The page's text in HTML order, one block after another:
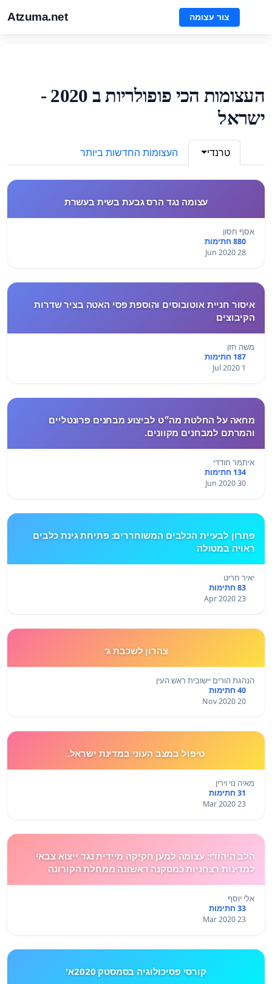
Atzuma.net צור עצומה
העצומות הכי פופולריות ב 2020 -
ישראל
טרנדי העצומות החדשות ביותר
עצומה נגד הרס גבעת בשית בעשרת
אסף חסון
880 חתימות
28 Jun 2020
איסור חניית אוטובוסים והוספת פסי האטה בציר שדרות
הקיבוצים
משה חזן
187 חתימות
1 Jul 2020
מחאה על החלטת מה״ט לביצוע מבחנים פרונטליים
והמרתם למבחנים מקוונים.
איתמר חודדי
134 חתימות
30 Jun 2020
פתרון לבעיית הכלבים המשוחררים: פתיחת גינת כלבים
ראויה במטולה
יאיר חריט
83 חתימות
23 Apr 2020
צהרון לשכבת ג'
הנהגת הורים יישובית ראש העין
40 חתימות
20 Nov 2020
טיפול במצב העוני במדינת ישראל.
מאיה נוי וירין
31 חתימות
23 Mar 2020
הלב היהודי: עצומה למען חקיקה מיידית נגד ייצוא צבאי
למדינות רצחניות כמסקנה ראשונה ממחלת הקורונה
אלי יוסף
33 חתימות
23 Mar 2020
קורסי פסיכולוגיה בסמסטק 2020א'